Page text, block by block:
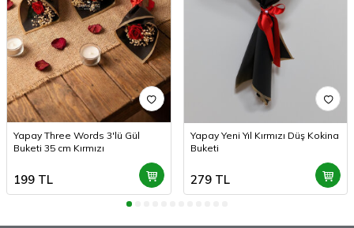
Yapay Three Words 3'lü Gül
Buketi 35 cm Kırmızı
199 TL
Yapay Yeni Yıl Kırmızı Düş Kokina
Buketi
279TL